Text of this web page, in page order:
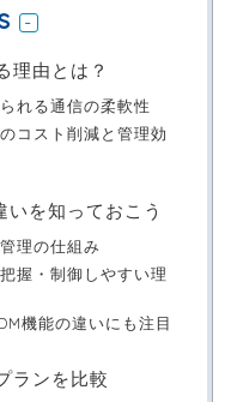
理由とは？
れる通信の柔軟性
コスト削減と管理効
を知っておこう
理の仕組み
握・制御しやすい理
機能の違いにも注目
ランを比較